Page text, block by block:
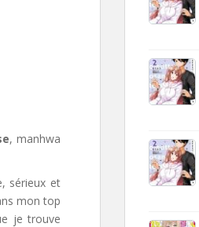
, manhwa
sérieux et
mon top
je trouve